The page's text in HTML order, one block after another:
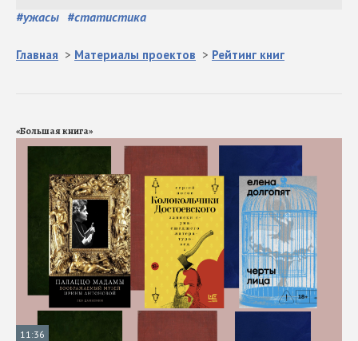
#ужасы #статистика
Главная > Материалы проектов > Рейтинг книг
«Большая книга»
11:36